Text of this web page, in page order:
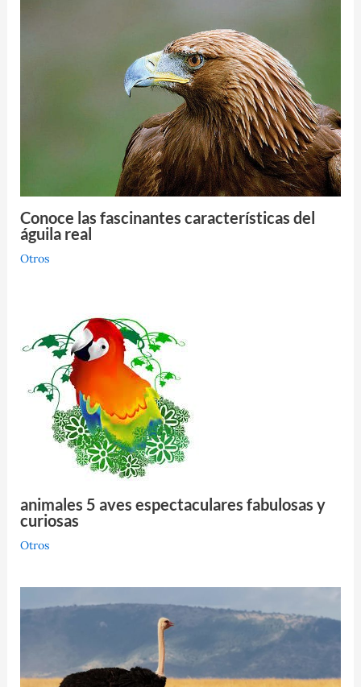
Conoce las fascinantes características del
águila real
Otros
animales 5 aves espectaculares fabulosas y
curiosas
Otros